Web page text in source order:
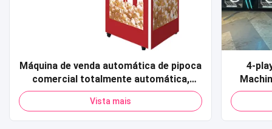
Máquina de venda automática de pipoca
comercial totalmente automática,
cartão de crédito, código qr,
pagamento, máquina de venda
automática de pipoca para shopping
Vista mais
4-
Sports